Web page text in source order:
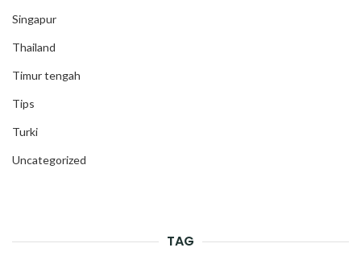
Singapur
Thailand
Timur tengah
Tips
Turki
Uncategorized
TAG